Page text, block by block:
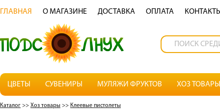
ГЛАВНАЯ О МАГАЗИНЕ ДОСТАВКА OПЛАТА
ЦВЕТЫ СУВЕНИРЫ МУЛЯЖИ ФРУКТОВ ХОЗ ТОВАРЫ
Каталог >> Хоз товары >> Клеевые пистолеты